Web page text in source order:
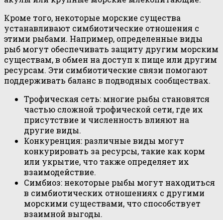
Кроме того, некоторые морские существа
устанавливают симбиотические отношения с
этими рыбами. Например, определенные виды
рыб могут обеспечивать защиту другим морским
существам, в обмен на доступ к пище или другим
ресурсам. Эти симбиотические связи помогают
поддерживать баланс в подводных сообществах.
Трофическая сеть: многие рыбы становятся
частью сложной трофической сети, где их
присутствие и численность влияют на
другие виды.
Конкуренция: различные виды могут
конкурировать за ресурсы, такие как корм
или укрытие, что также определяет их
взаимодействие.
Симбиоз: некоторые рыбы могут находиться
в симбиотических отношениях с другими
морскими существами, что способствует
взаимной выгоды.